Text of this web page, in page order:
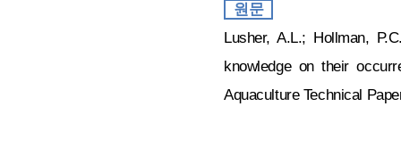
원문
Lusher, A.L.; Hollman,
knowledge on their
Aquaculture Technical